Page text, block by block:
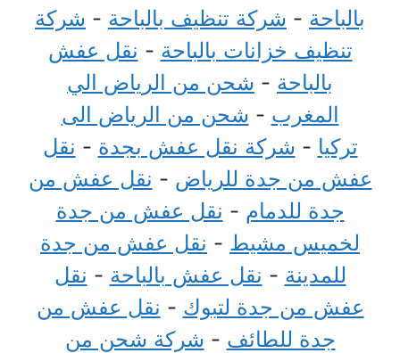
بالباحة - شركة تنظيف بالباحة - شركة
تنظيف خزانات بالباحة - نقل عفش
بالباحة - شحن من الرياض الي
المغرب - شحن من الرياض الى
تركيا - شركة نقل عفش بجدة - نقل
عفش من جدة للرياض - نقل عفش من
جدة للدمام - نقل عفش من جدة
لخميس مشيط - نقل عفش من جدة
للمدينة - نقل عفش بالباحة - نقل
عفش من جدة لتبوك - نقل عفش من
جدة للطائف - شركة شحن من